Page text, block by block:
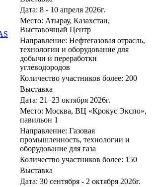
Дата: 8 - 10 апреля 2026г.
Место: Атырау, Казахстан,
Выставочный Центр
Направление: Нефтегазовая отрасль,
технологии и оборудование для
добычи и переработки
углеводородов
Количество участников более: 200
Выставка
Дата: 21–23 октября 2026г.
Место: Москва, ВЦ «Крокус Экспо»,
павильон 1
Направление: Газовая
промышленность, технологии и
оборудование для газа
Количество участников более: 150
Выставка
Дата: 30 сентября - 2 октября 2026г.